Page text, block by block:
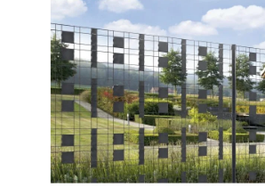
ČLÁNKY
Kalkulácia
zdarma
Kontakty
hviezdičiek.